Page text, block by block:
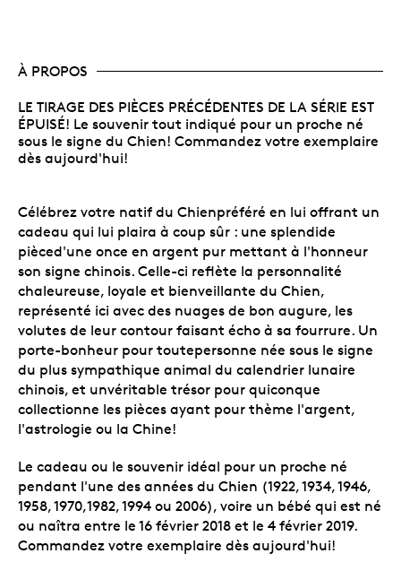
À PROPOS
LE TIRAGE DES PIÈCES PRÉCÉDENTES DE LA SÉRIE EST
ÉPUISÉ! Le souvenir tout indiqué pour un proche né
sous le signe du Chien! Commandez votre exemplaire
dès aujourd'hui!
Célébrez votre natif du Chienpréféré en lui offrant un
cadeau qui lui plaira à coup sûr : une splendide
pièced'une once en argent pur mettant à l'honneur
son signe chinois. Celle-ci reflète la personnalité
chaleureuse, loyale et bienveillante du Chien,
représenté ici avec des nuages de bon augure, les
volutes de leur contour faisant écho à sa fourrure. Un
porte-bonheur pour toutepersonne née sous le signe
du plus sympathique animal du calendrier lunaire
chinois, et unvéritable trésor pour quiconque
collectionne les pièces ayant pour thème l'argent,
l'astrologie ou la Chine!
Le cadeau ou le souvenir idéal pour un proche né
pendant l'une des années du Chien (1922, 1934, 1946,
1958, 1970,1982, 1994 ou 2006), voire un bébé qui est né
ou naîtra entre le 16 février 2018 et le 4 février 2019.
Commandez votre exemplaire dès aujourd'hui!